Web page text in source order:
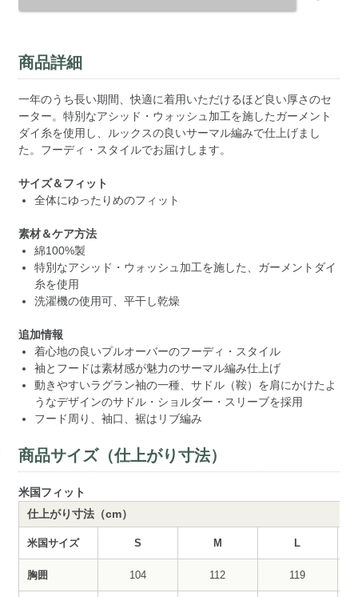
商品詳細
一年のうち長い期間、快適に着用いただけるほど良い厚さのセ
ーター。特別なアシッド・ウォッシュ加工を施したガーメント
ダイ糸を使用し、ルックスの良いサーマル編みで仕上げまし
た。フーディ・スタイルでお届けします。
サイズ＆フィット
全体にゆったりめのフィット
素材＆ケア方法
綿100%製
特別なアシッド・ウォッシュ加工を施した、ガーメントダイ
糸を使用
洗濯機の使用可、平干し乾燥
追加情報
着心地の良いプルオーバーのフーディ・スタイル
袖とフードは素材感が魅力のサーマル編み仕上げ
動きやすいラグラン袖の一種、サドル（鞍）を肩にかけたよ
うなデザインのサドル・ショルダー・スリーブを採用
フード周り、袖口、裾はリブ編み
商品サイズ（仕上がり寸法）
米国フィット
仕上がり寸法（cm）
米国サイズ S M L
胸囲 104 112 119